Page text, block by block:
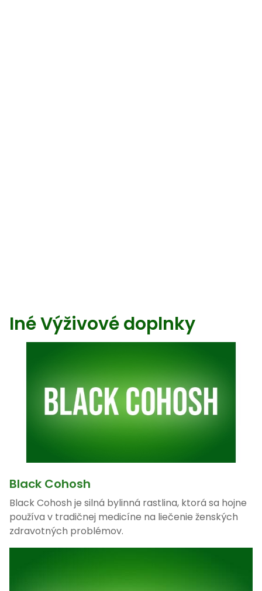
Iné Výživové doplnky
Black Cohosh
Black Cohosh je silná bylinná rastlina, ktorá sa hojne
používa v tradičnej medicíne na liečenie ženských
zdravotných problémov.